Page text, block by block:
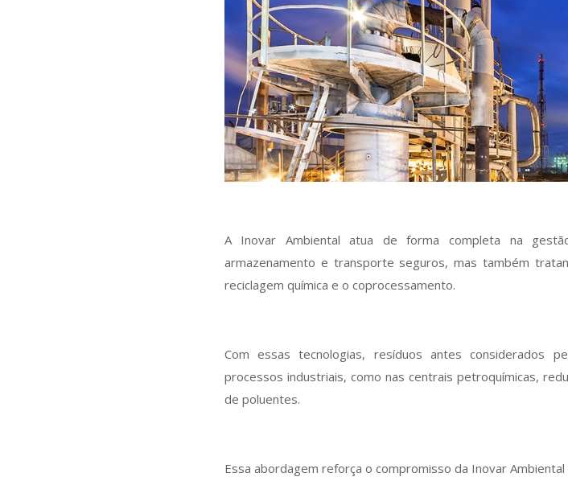
A Inovar Ambiental atua de forma completa na
armazenamento e transporte seguros, mas também
reciclagem química e o coprocessamento.
Com essas tecnologias, resíduos antes considerados
processos industriais, como nas centrais petroquímicas,
de poluentes.
Essa abordagem reforça o compromisso da Inovar